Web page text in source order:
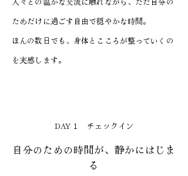
ためだけに過ごす自由で穏やかな時間。
ほんの数日でも、身体とこころが整っていくの
を実感します。
DAY１ チェックイン
自分のための時間が、静かにはじま
る